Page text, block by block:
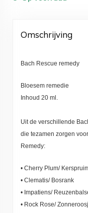
Omschrijving
Bach Rescue remedy
Bloesem remedie
Inhoud 20 ml.
Uit de verschillende
die tezamen zorgen
Remedy:
• Cherry Plum/
• Clematis/ Bosrank
• Impatiens/
• Rock Rose/